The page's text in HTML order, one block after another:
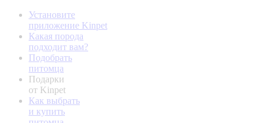
Установите
приложение Kinpet
Какая порода
подходит вам?
Подобрать
питомца
Подарки
от Kinpet
Как выбрать
и купить